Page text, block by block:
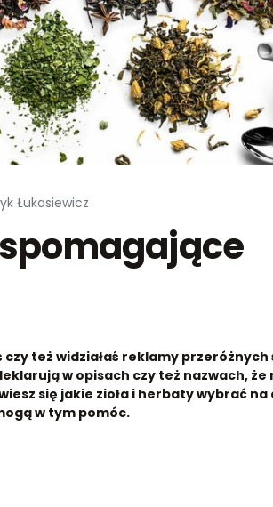
Łukasiewicz
też widziałaś reklamy
w opisach czy też nazwach, że
się jakie zioła i herbaty wybrać
w tym pomóc.